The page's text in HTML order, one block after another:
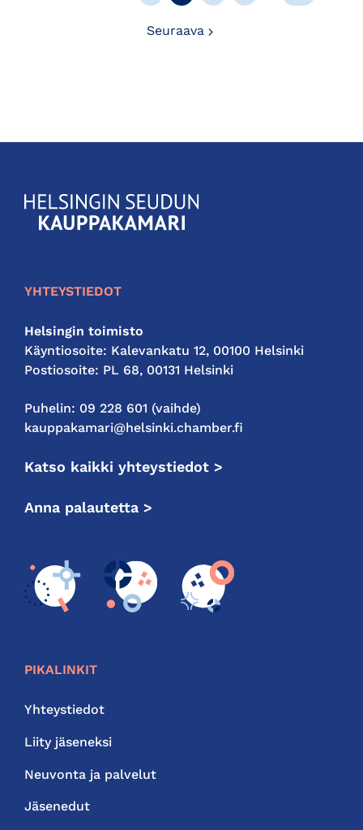
Seuraava
KauppakamariHelsingin
seudun
YHTEYSTIEDOT
Helsingin toimisto
Käyntiosoite: Kalevankatu 12, 00100 Helsinki
Postiosoite: PL 68, 00131 Helsinki
Puhelin: 09 228 601 (vaihde)
kauppakamari@helsinki.chamber.fi
Katso kaikki yhteystiedot >
Anna palautetta >
PIKALINKIT
Yhteystiedot
Liity jäseneksi
Neuvonta ja palvelut
Jäsenedut